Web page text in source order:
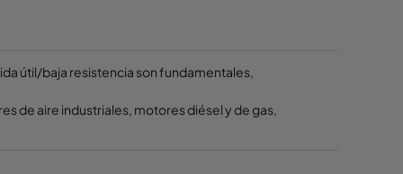
útil/baja resistencia son fundamentales,
de aire industriales, motores diésel y de gas,